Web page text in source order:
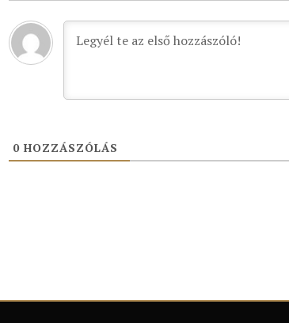
0 HOZZÁSZÓLÁS